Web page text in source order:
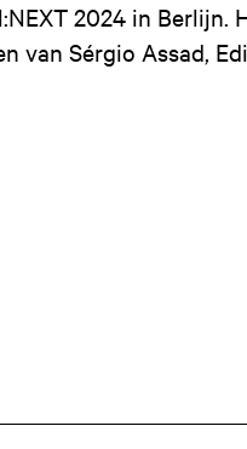
2024 in Berlijn.
van Sérgio Assad,